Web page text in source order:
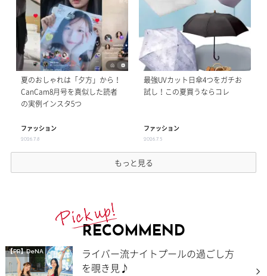
夏のおしゃれは「夕方」から！
CanCam8月号を真似した読者
の実例インスタ5つ
ファッション
2026.7.8
最強UVカット日傘4つをガチお
試し！この夏買うならコレ
ファッション
2026.7.5
もっと見る
RECOMMEND
【PR】DeNA
ライバー流ナイトプールの過ごし方
を覗き見♪